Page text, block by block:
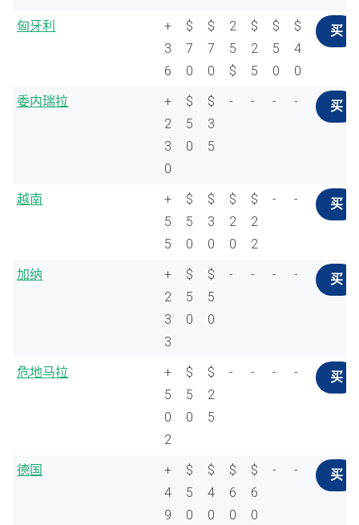
匈牙利
+
3
6
$
7
0
$
7
0
2
5
$
$
2
5
$
5
0
$
4
0
买
委内瑞拉
+
2
3
0
$
5
0
$
3
5
- - - - 买
越南
+
5
5
$
5
0
$
3
0
$
2
0
$
2
2
- - 买
加纳
+
2
3
3
$
5
0
$
5
0
- - - - 买
危地马拉
+
5
0
2
$
5
0
$
2
5
- - - - 买
德国
+
4
9
$
5
0
$
4
0
$
6
0
$
6
0
- - 买